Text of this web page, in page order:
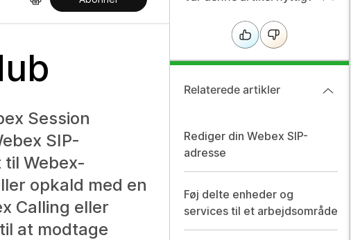
Session
SIP-
Webex-
opkald med en
Calling eller
at modtage
Relaterede artikler
Rediger din Webex SIP-
adresse
Føj delte enheder og
services til et arbejdsområde